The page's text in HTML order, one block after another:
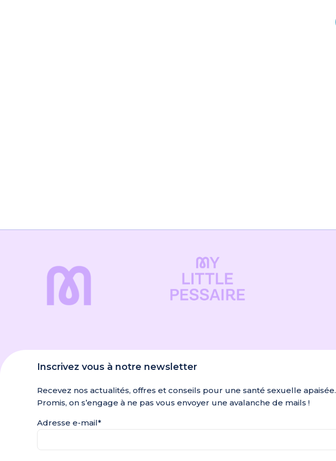
Inscrivez vous à notre newsletter
Recevez nos actualités, offres et conseils pour une santé sexuelle apaisée.
Promis, on s’engage à ne pas vous envoyer une avalanche de mails !
Adresse e-mail*